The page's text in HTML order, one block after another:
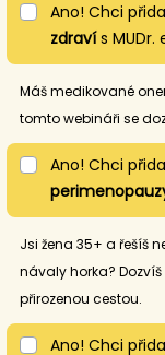
Ano! Chci
zdravís
Máš medikované
tomto webináři se
Ano! Chci
Jsi žena 35+ a řešíš
návaly horka?
přirozenou cestou.
Ano! Chci